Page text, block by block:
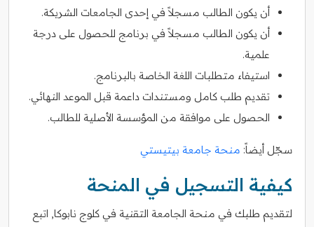
أن يكون الطالب مسجلاً في إحدى الجامعات الشريكة.
أن يكون الطالب مسجلاً في برنامج للحصول على درجة
علمية.
استيفاء متطلبات اللغة الخاصة بالبرنامج.
تقديم طلب كامل ومستندات داعمة قبل الموعد النهائي.
الحصول على موافقة من المؤسسة الأصلية للطالب.
سجّل أيضاً: منحة جامعة بيتيستي
كيفية التسجيل في المنحة
لتقديم طلبك في منحة الجامعة التقنية في كلوج نابوكا, اتبع